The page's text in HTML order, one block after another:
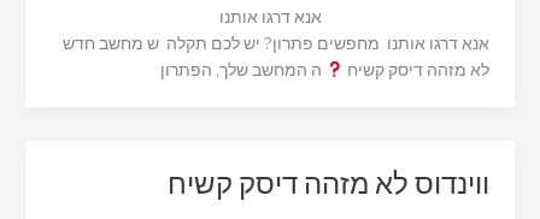
אנא דרגו אותנו
אנא דרגו אותנו מחפשים פתרון? יש לכם תקלה ש מחשב חדש
לא מזהה דיסק קשיח
ה המחשב שלך, הפתרון
ווינדוס לא מזהה דיסק קשיח